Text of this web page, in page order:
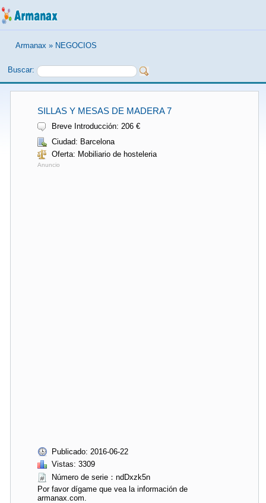
Armanax » NEGOCIOS
Buscar:
SILLAS Y MESAS DE MADERA 7
Breve Introducción: 206 €
Ciudad: Barcelona
Oferta: Mobiliario de hosteleria
Anuncio
Publicado: 2016-06-22
Vistas: 3309
Número de serie：ndDxzk5n
Por favor dígame que vea la información de
armanax.com.